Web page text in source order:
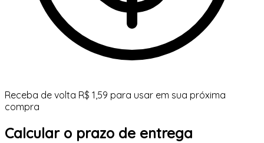
Receba de volta R$ 1,59 para usar em sua próxima
compra
Calcular o prazo de entrega